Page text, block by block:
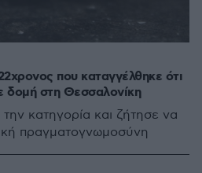
που καταγγέλθηκε ότι
δομή στη Θεσσαλονίκη
κατηγορία και ζήτησε να
πραγματογνωμοσύνη